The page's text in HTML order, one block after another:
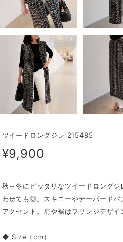
ツイードロングジレ 215485
¥9,900
秋～冬にピッタリなツイードロング
わせても◎。スキニーやテーパードパ
アクセント。肩や裾はフリンジデザ
◆ Size（cm）